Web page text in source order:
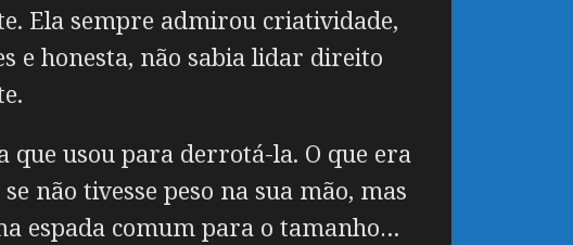
Ela sempre admirou criatividade,
e honesta, não sabia lidar direito
usou para derrotá-la. O que era
não tivesse peso na sua mão, mas
espada comum para o tamanho…